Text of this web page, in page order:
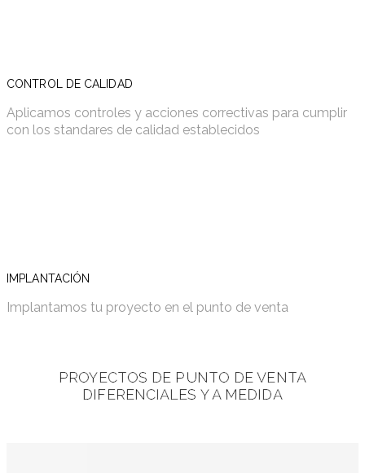
CONTROL DE CALIDAD
Aplicamos controles y acciones correctivas para cumplir
con los standares de calidad establecidos
IMPLANTACIÓN
Implantamos tu proyecto en el punto de venta
PROYECTOS DE PUNTO DE VENTA
DIFERENCIALES Y A MEDIDA